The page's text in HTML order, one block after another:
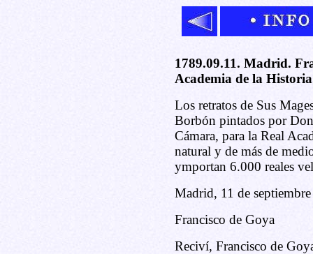
1789.09.11. Madrid.
Academia de la
Los retratos de Sus
Borbón pintados por
Cámara, para la Real
natural y de más de
ymportan 6.000 reales
Madrid, 11 de
Francisco de Goya
Reciví, Francisco de